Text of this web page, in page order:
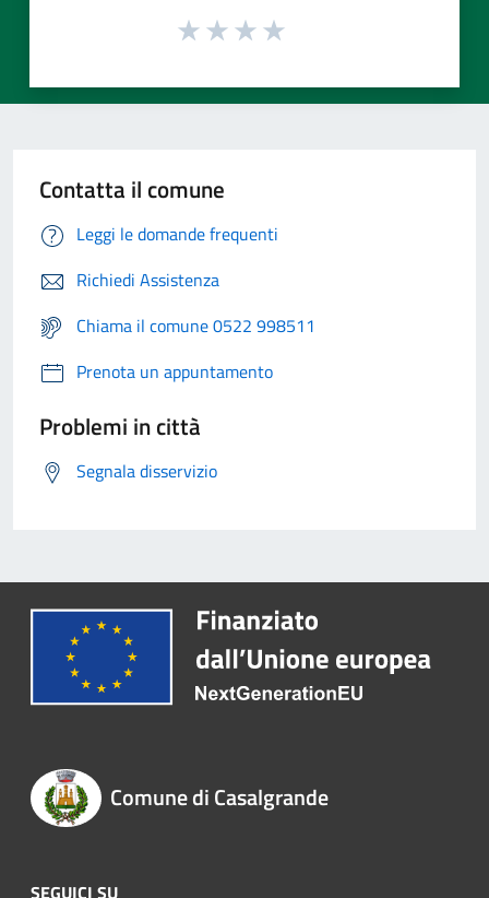
Contatta il comune
Leggi le domande frequenti
Richiedi Assistenza
Chiama il comune 0522 998511
Prenota un appuntamento
Problemi in città
Segnala disservizio
Comune di Casalgrande
SEGUICI SU